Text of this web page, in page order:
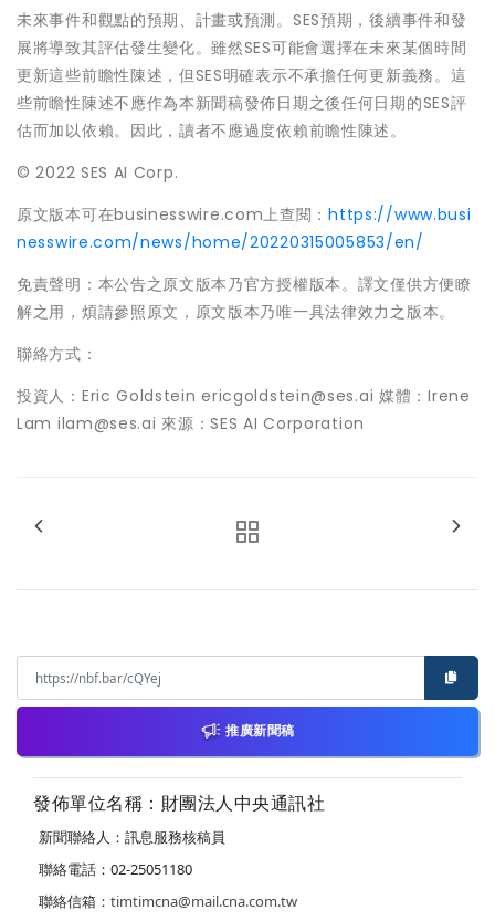
未來事件和觀點的預期、計畫或預測。SES預期，後續事件和發
展將導致其評估發生變化。雖然SES可能會選擇在未來某個時間
更新這些前瞻性陳述，但SES明確表示不承擔任何更新義務。這
些前瞻性陳述不應作為本新聞稿發佈日期之後任何日期的SES評
估而加以依賴。因此，讀者不應過度依賴前瞻性陳述。
© 2022 SES AI Corp.
原文版本可在businesswire.com上查閱：https://www.busi
nesswire.com/news/home/20220315005853/en/
免責聲明：本公告之原文版本乃官方授權版本。譯文僅供方便瞭
解之用，煩請參照原文，原文版本乃唯一具法律效力之版本。
聯絡方式：
投資人：Eric Goldstein ericgoldstein@ses.ai 媒體：Irene
Lam ilam@ses.ai 來源：SES AI Corporation
推廣新聞稿
發佈單位名稱：財團法人中央通訊社
新聞聯絡人：訊息服務核稿員
聯絡電話：02-25051180
聯絡信箱： timtimcna@mail.cna.com.tw